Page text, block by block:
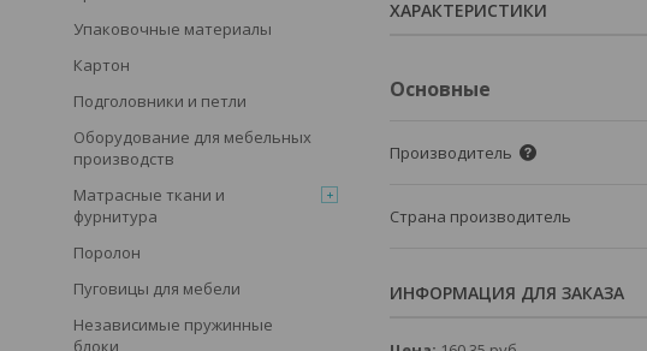
ХАРАКТЕРИСТИКИ
Основные
Производитель
Страна производитель
ИНФОРМАЦИЯ ДЛЯ ЗАКАЗА
Упаковочные материалы
Картон
Подголовники и петли
Оборудование для мебельных
производств
Матрасные ткани и
фурнитура
Поролон
Пуговицы для мебели
Независимые пружинные
блоки